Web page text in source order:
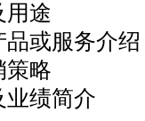
途
或服务介绍
略
绩简介